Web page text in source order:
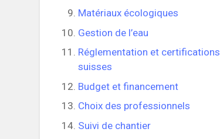
Matériaux écologiques
Gestion de l’eau
Réglementation et certifications
suisses
Budget et financement
Choix des professionnels
Suivi de chantier